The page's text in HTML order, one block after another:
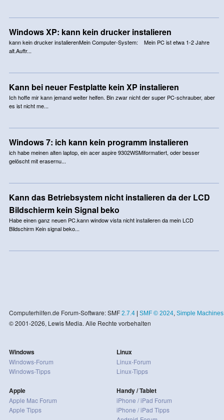
Windows XP: kann kein drucker instalieren
kann kein drucker instalierenMein Computer-System: Mein PC ist etwa 1-2 Jahre
alt.Auftr...
Kann bei neuer Festplatte kein XP instalieren
Ich hoffe mir kann jemand weiter helfen. Bin zwar nicht der super PC-schrauber, aber
es ist nicht me...
Windows 7: ich kann kein programm instalieren
ich habe meinen alten laptop, ein acer aspire 9302WSMiformatiert, oder besser
gelöscht mit erasernu...
Kann das Betriebsystem nicht instalieren da der LCD
Bildschierm kein Signal beko
Habe einen ganz neuen PC.kann window vista nicht instalieren da mein LCD
Bildschirm Kein signal beko...
Computerhilfen.de Forum-Software: SMF 2.7.4| SMF © 2024, Simple Machines
© 2001-2026, Lewis Media. Alle Rechte vorbehalten
Windows
Windows-Forum
Windows-Tipps
Apple
Apple Mac Forum
Apple Tipps
Linux
Linux-Forum
Linux-Tipps
Handy / Tablet
iPhone / iPad Forum
iPhone / iPad Tipps